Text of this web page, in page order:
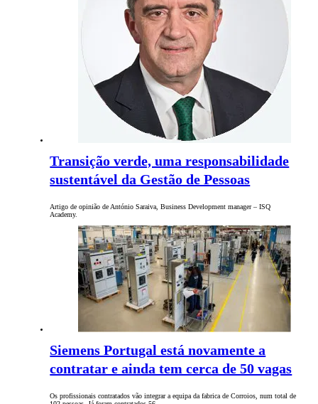
Transição verde, uma responsabilidade
sustentável da Gestão de Pessoas
Artigo de opinião de António Saraiva, Business Development manager – ISQ
Academy.
Siemens Portugal está novamente a
contratar e ainda tem cerca de 50 vagas
Os profissionais contratados vão integrar a equipa da fabrica de Corroios, num total de